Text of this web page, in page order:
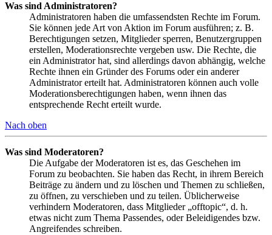
Was sind Administratoren?
Administratoren haben die umfassendsten Rechte im Forum.
Sie können jede Art von Aktion im Forum ausführen; z. B.
Berechtigungen setzen, Mitglieder sperren, Benutzergruppen
erstellen, Moderationsrechte vergeben usw. Die Rechte, die
ein Administrator hat, sind allerdings davon abhängig, welche
Rechte ihnen ein Gründer des Forums oder ein anderer
Administrator erteilt hat. Administratoren können auch volle
Moderationsberechtigungen haben, wenn ihnen das
entsprechende Recht erteilt wurde.
Nach oben
Was sind Moderatoren?
Die Aufgabe der Moderatoren ist es, das Geschehen im
Forum zu beobachten. Sie haben das Recht, in ihrem Bereich
Beiträge zu ändern und zu löschen und Themen zu schließen,
zu öffnen, zu verschieben und zu teilen. Üblicherweise
verhindern Moderatoren, dass Mitglieder „offtopic“, d. h.
etwas nicht zum Thema Passendes, oder Beleidigendes bzw.
Angreifendes schreiben.